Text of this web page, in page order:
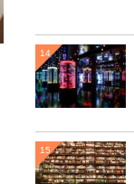
14
15